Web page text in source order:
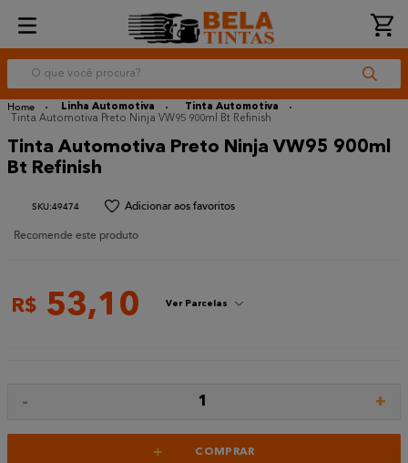
O que você procura?
Linha Automotiva
Tinta Automotiva
Tinta Automotiva Preto Ninja VW95 900ml Bt Refinish
Tinta Automotiva Preto Ninja VW95 900ml
Bt Refinish
:49474
Recomende este produto
R$ 53,10 Ver Parcelas
- 1 +
+ COMPRAR